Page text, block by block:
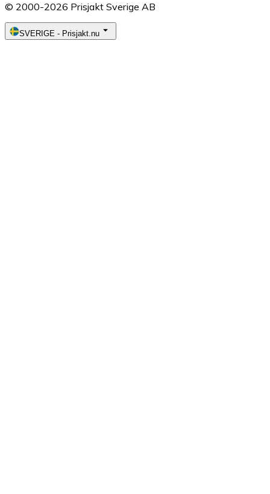
© 2000-2026 Prisjakt Sverige AB
SVERIGE - Prisjakt.nu